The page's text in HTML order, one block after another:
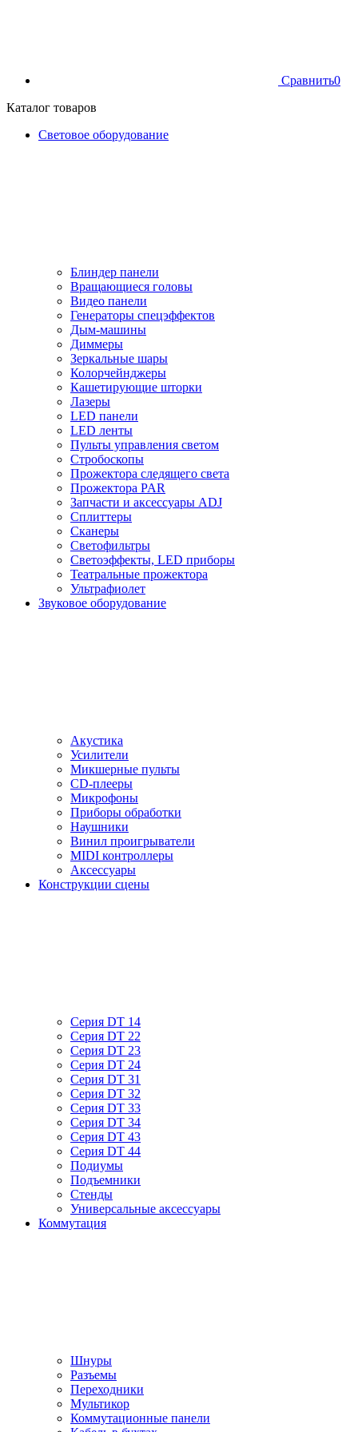
Сравнить0
Каталог товаров
Световое оборудование
Блиндер панели
Вращающиеся головы
Видео панели
Генераторы спецэффектов
Дым-машины
Диммеры
Зеркальные шары
Колорчейнджеры
Кашетирующие шторки
Лазеры
LED панели
LED ленты
Пульты управления светом
Стробоскопы
Прожектора следящего света
Прожектора PAR
Запчасти и аксессуары ADJ
Сплиттеры
Сканеры
Светофильтры
Светоэффекты, LED приборы
Театральные прожектора
Ультрафиолет
Звуковое оборудование
Акустика
Усилители
Микшерные пульты
CD-плееры
Микрофоны
Приборы обработки
Наушники
Винил проигрыватели
MIDI контроллеры
Аксессуары
Конструкции сцены
Серия DT 14
Серия DT 22
Серия DT 23
Серия DT 24
Серия DT 31
Серия DT 32
Серия DT 33
Серия DT 34
Серия DT 43
Серия DT 44
Подиумы
Подъемники
Стенды
Универсальные аксессуары
Коммутация
Шнуры
Разъемы
Переходники
Мультикор
Коммутационные панели